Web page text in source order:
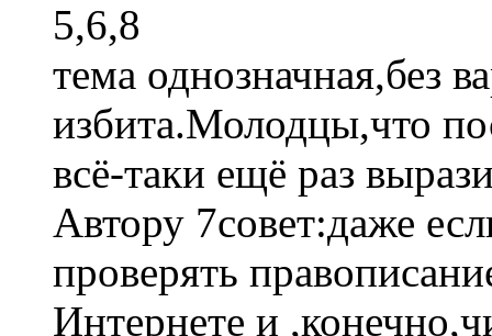
5,6,8
тема однозначная,без
избита.Молодцы,что
всё-таки ещё раз
Автору 7совет:даже
проверять
Интернете и